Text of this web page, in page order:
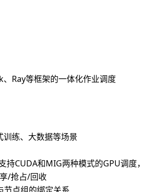
Ray等框架的一体化作业调度
训练、大数据等场景
持CUDA和MIG两种模式的GPU调度
/抢占/回收